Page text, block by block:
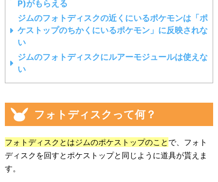
P)がもらえる
ジムのフォトディスクの近くにいるポケモンは「ポ
ケストップのちかくにいるポケモン」に反映されな
い
ジムのフォトディスクにルアーモジュールは使えな
い
フォトディスクって何？
フォトディスクとはジムのポケストップのこと で、フォト
ディスクを回すとポケストップと同じように道具が貰えま
す。